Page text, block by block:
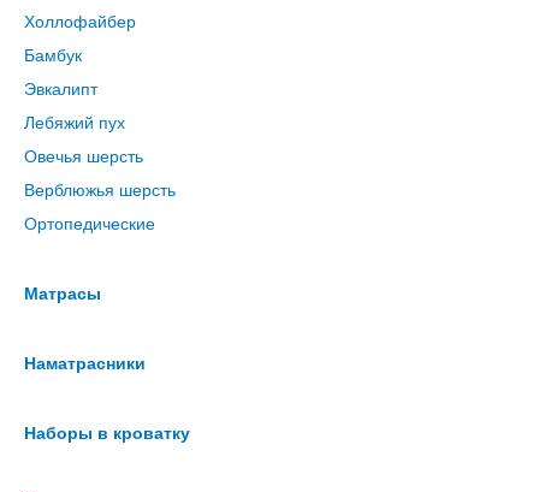
Холлофайбер
Бамбук
Эвкалипт
Лебяжий пух
Овечья шерсть
Верблюжья шерсть
Ортопедические
Матрасы
Наматрасники
Наборы в кроватку